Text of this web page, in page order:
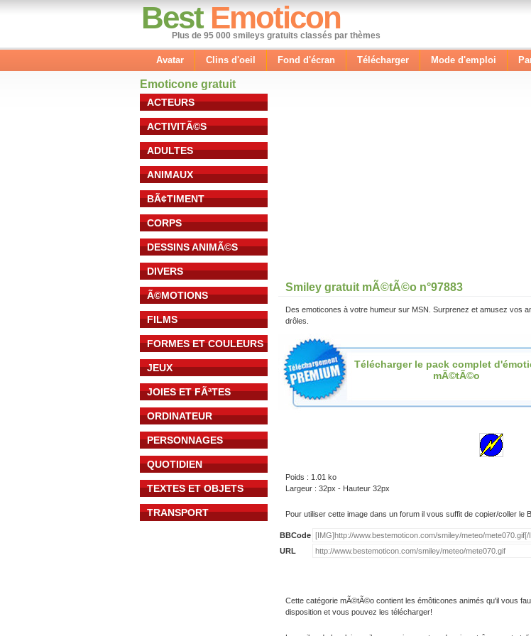
Best Emoticon
Plus de 95 000 smileys gratuits classés par thèmes
Avatar Clins d'oeil Fond d'écran Télécharger Mode d'emploi
Emoticone gratuit
ACTEURS
ACTIVITÃ©S
ADULTES
ANIMAUX
BÃ¢TIMENT
CORPS
DESSINS ANIMÃ©S
DIVERS
Ã©MOTIONS
FILMS
FORMES ET COULEURS
JEUX
JOIES ET FÃªTES
ORDINATEUR
PERSONNAGES
QUOTIDIEN
TEXTES ET OBJETS
TRANSPORT
Smiley gratuit mÃ©tÃ©o n°97883
Des emoticones à votre humeur sur MSN. Surprenez et amusez vos
drôles.
Télécharger le pack complet
mÃ©tÃ©o
Poids : 1.01 ko
Largeur : 32px - Hauteur 32px
Pour utiliser cette image dans un forum il vous suffit de copier/coller le
BBCode
URL
Cette catégorie mÃ©tÃ©o contient les émôticones animés qu'il vous
disposition et vous pouvez les télécharger!